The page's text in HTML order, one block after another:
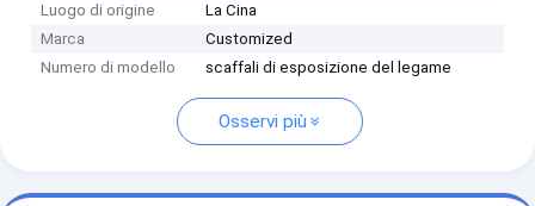
Luogo di origine
La Cina
Marca
Customized
Numero di modello
scaffali di esposizione del legame
Osservi più